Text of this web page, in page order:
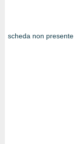
scheda non presente